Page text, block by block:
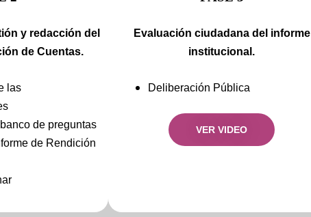
y redacción del
de Cuentas.
las
de preguntas
de Rendición
Evaluación ciudadana del informe
institucional.
Deliberación Pública
VER VIDEO